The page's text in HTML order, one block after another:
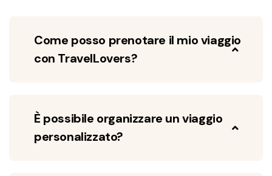
Come posso prenotare il mio viaggio
con TravelLovers?
È possibile organizzare un viaggio
personalizzato?